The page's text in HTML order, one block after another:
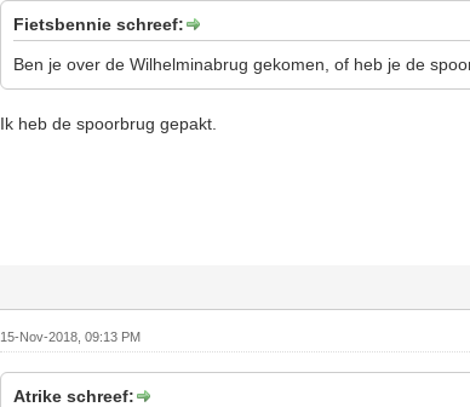
Fietsbennie schreef:
Ben je over de Wilhelminabrug gekomen, of heb je de
Ik heb de spoorbrug gepakt.
15-Nov-2018, 09:13 PM
Atrike schreef: